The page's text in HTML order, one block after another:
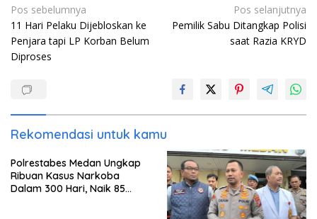
Navigasi
pos
Pos sebelumnya
11 Hari Pelaku Dijebloskan ke
Penjara tapi LP Korban Belum
Diproses
Pos selanjutnya
Pemilik Sabu Ditangkap Polisi
saat Razia KRYD
Rekomendasi untuk kamu
Polrestabes Medan Ungkap
Ribuan Kasus Narkoba
Dalam 300 Hari, Naik 85